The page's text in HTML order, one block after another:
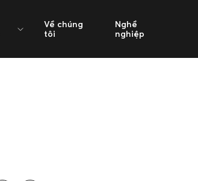
Về chúng
tôi
Nghề
nghiệp